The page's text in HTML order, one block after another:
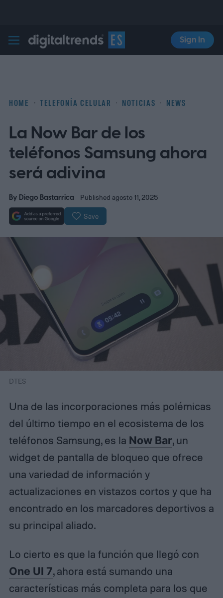
Digital Trends Español
Sign In
HOME TELEFONÍA CELULAR NOTICIAS NEWS
La Now Bar de los
teléfonos Samsung ahora
será adivina
By Diego Bastarrica Published agosto 11, 2025
Save
DTES
Una de las incorporaciones más polémicas
del último tiempo en el ecosistema de los
teléfonos Samsung, es la Now Bar, un
widget de pantalla de bloqueo que ofrece
una variedad de información y
actualizaciones en vistazos cortos y que ha
encontrado en los marcadores deportivos a
su principal aliado.
Lo cierto es que la función que llegó con
One UI 7, ahora está sumando una
características más completa para los que